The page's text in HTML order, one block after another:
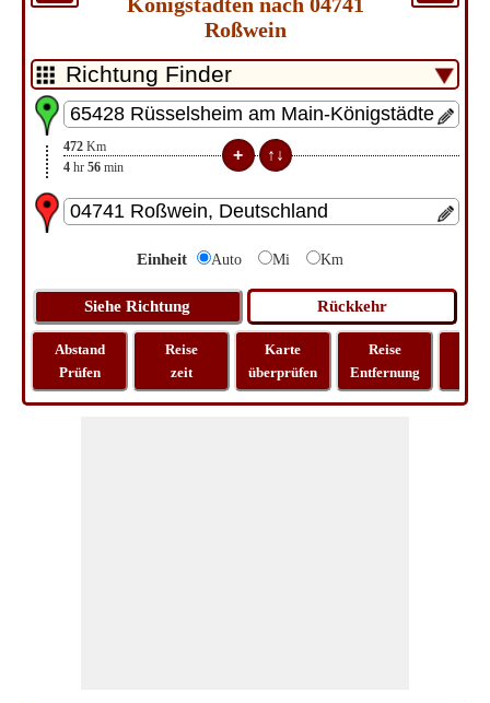
Roßwein
472 Km
4 hr 56 min
Einheit Auto Mi Km
Abstand
Prüfen
Reise
zeit
Karte
überprüfen
Reise
Entfernung